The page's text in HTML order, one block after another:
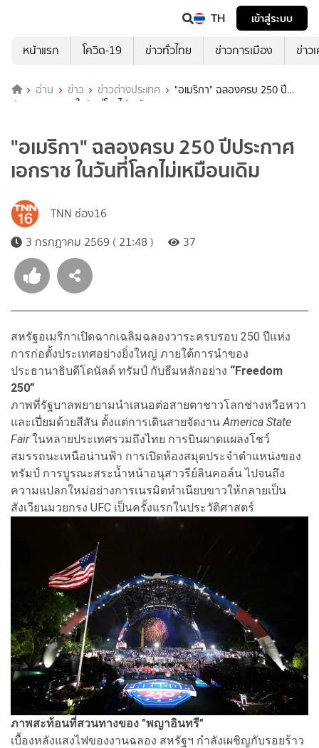
TH
เข้าสู่ระบบ
หน้าแรก
โควิด-19 ข่าวทั่วไทย ข่าวการเมือง ข่าว
อ่าน ข่าว ข่าวต่างประเทศ
"อเมริกา"​ ฉลองครบ 250 ปี
ประกาศเอกราช ในวันที่โลกไม่เหมือนเดิม
"อเมริกา"​ ฉลองครบ 250 ปีประกาศ
เอกราช ในวันที่โลกไม่เหมือนเดิม
TNN ช่อง16
3 กรกฎาคม 2569 ( 21:48 )
37
สหรัฐอเมริกาเปิดฉากเฉลิมฉลองวาระครบรอบ 250 ปีแห่ง
การก่อตั้งประเทศอย่างยิ่งใหญ่ ภายใต้การนำของ
ประธานาธิบดีโดนัลด์ ทรัมป์ กับธีมหลักอย่าง “Freedom
250”
ภาพที่รัฐบาลพยายามนำเสนอต่อสายตาชาวโลกช่างหวือหวา
และเปี่ยมด้วยสีสัน ตั้งแต่การเดินสายจัดงานAmerica State
Fairในหลายประเทศรวมถึงไทย การบินผาดแผลงโชว์
สมรรถนะเหนือน่านฟ้า การเปิดห้องสมุดประจำตำแหน่งของ
ทรัมป์ การบูรณะสระน้ำหน้าอนุสาวรีย์ลินคอล์น ไปจนถึง
ความแปลกใหม่อย่างการเนรมิตทำเนียบขาวให้กลายเป็น
สังเวียนมวยกรง UFC เป็นครั้งแรกในประวัติศาสตร์
ภาพสะท้อนที่สวนทางของ "พญาอินทรี"
เบื้องหลังแสงไฟของงานฉลอง สหรัฐฯ กำลังเผชิญกับรอยร้าว